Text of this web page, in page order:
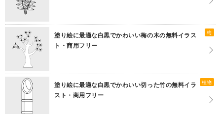
梅
塗り絵に最適な白黒でかわいい梅の木の無料イラス
ト・商用フリー
植物
塗り絵に最適な白黒でかわいい切った竹の無料イラ
スト・商用フリー